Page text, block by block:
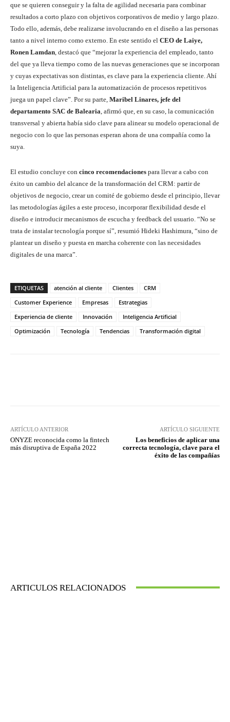
que se quieren conseguir y la falta de agilidad necesaria para combinar
resultados a corto plazo con objetivos corporativos de medio y largo plazo.
Todo ello, además, debe realizarse involucrando en el diseño a las personas
tanto a nivel interno como externo. En este sentido el CEO de Laiye,
Ronen Lamdan , destacó que “mejorar la experiencia del empleado, tanto
del que ya lleva tiempo como de las nuevas generaciones que se incorporan
y cuyas expectativas son distintas, es clave para la experiencia cliente. Ahí
la Inteligencia Artificial para la automatización de procesos repetitivos
juega un papel clave”. Por su parte, Maribel Linares, jefe del
departamento SAC de Balearia , afirmó que, en su caso, la comunicación
transversal y abierta había sido clave para alinear su modelo operacional de
negocio con lo que las personas esperan ahora de una compañía como la
suya.
El estudio concluye con cinco recomendaciones para llevar a cabo con
éxito un cambio del alcance de la transformación del CRM: partir de
objetivos de negocio, crear un comité de gobierno desde el principio, llevar
las metodologías ágiles a este proceso, incorporar flexibilidad desde el
diseño e introducir mecanismos de escucha y feedback del usuario. “No se
trata de instalar tecnología porque sí”, resumió Hideki Hashimura, “sino de
plantear un diseño y puesta en marcha coherente con las necesidades
digitales de una marca”.
ETIQUETAS atención al cliente Clientes
CRM
Customer Experience
Empresas
Estrategias
Experiencia de cliente
Innovación
Inteligencia Artificial
Optimización
Tecnología Tendencias Transformación digital
ARTÍCULO ANTERIOR
ONYZE reconocida como la fintech
más disruptiva de España 2022
ARTÍCULO SIGUIENTE
Los beneficios de aplicar una
correcta tecnología, clave para el
éxito de las compañías
ARTICULOS RELACIONADOS